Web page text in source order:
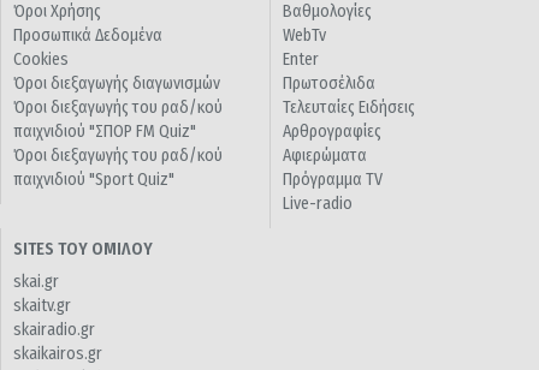
Όροι Χρήσης
Προσωπικά Δεδομένα
Cookies
Όροι διεξαγωγής διαγωνισμών
Όροι διεξαγωγής του ραδ/κού
παιχνιδιού "ΣΠΟΡ FM Quiz"
Όροι διεξαγωγής του ραδ/κού
παιχνιδιού "Sport Quiz"
Βαθμολογίες
WebTv
Enter
Πρωτοσέλιδα
Τελευταίες Ειδήσεις
Αρθρογραφίες
Αφιερώματα
Πρόγραμμα TV
Live-radio
SITES ΤΟΥ ΟΜΙΛΟΥ
skai.gr
skaitv.gr
skairadio.gr
skaikairos.gr